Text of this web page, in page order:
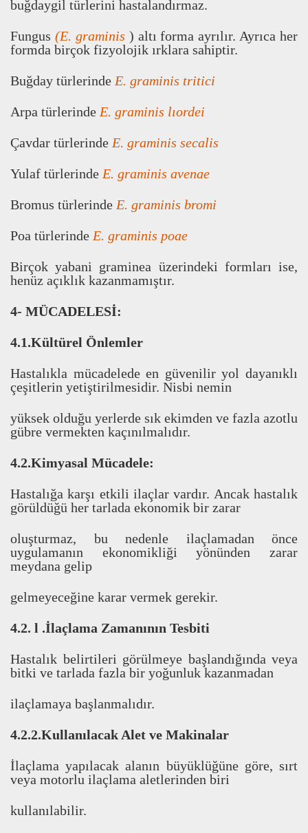
buğdaygil türlerini hastalandırmaz.
Fungus (E. graminis ) altıforma ayrılır. Ayrıca her
formda birçok fizyolojik ırklara sahiptir.
Buğday türlerinde E. graminis tritici
Arpa türlerinde E. graminis lıordei
Çavdar türlerinde E. graminis secalis
Yulaf türlerinde E. graminis avenae
Bromus türlerinde E. graminis bromi
Poa türlerinde E. graminis poae
Birçok yabani graminea üzerindeki formlarıise,
henüz açıklık kazanmamıştır.
4- MÜCADELESİ:
4.1.Kültürel Önlemler
Hastalıkla mücadelede en güvenilir yol dayanıklı
çeşitlerin yetiştirilmesidir. Nisbi nemin
yüksek olduğu yerlerde sık ekimden ve fazla azotlu
gübre vermekten kaçınılmalıdır.
4.2.Kimyasal Mücadele:
Hastalığa karşı etkili ilaçlar vardır. Ancak hastalık
görüldüğü her tarlada ekonomik bir zarar
oluşturmaz, bu nedenle ilaçlamadan önce
uygulamanın ekonomikliği yönünden zarar
meydana gelip
gelmeyeceğine karar vermek gerekir.
4.2. l .İlaçlama Zamanının Tesbiti
Hastalık belirtileri görülmeye başlandığında veya
bitki ve tarlada fazla bir yoğunluk kazanmadan
ilaçlamaya başlanmalıdır.
4.2.2.Kullanılacak Alet ve Makinalar
İlaçlama yapılacak alanın büyüklüğüne göre, sırt
veya motorlu ilaçlama aletlerinden biri
kullanılabilir.